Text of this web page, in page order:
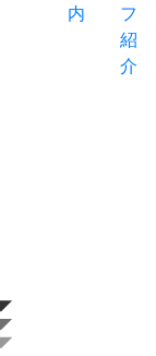
内
フ
紹
介